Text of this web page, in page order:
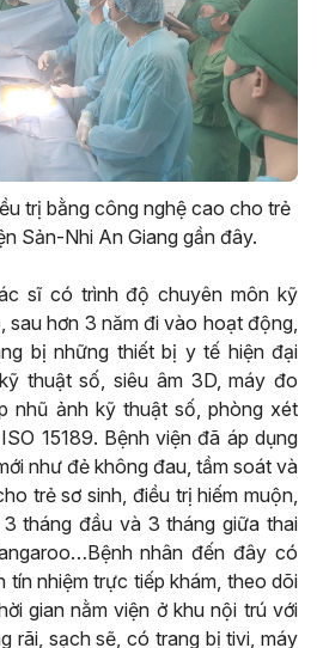
trị bằng công nghệ cao cho trẻ
Sản-Nhi An Giang gần đây.
sĩ có trình độ chuyên môn kỹ
sau hơn 3 năm đi vào hoạt động,
bị những thiết bị y tế hiện đại
thuật số, siêu âm 3D, máy đo
nhũ ảnh kỹ thuật số, phòng xét
15189. Bệnh viện đã áp dụng
như đẻ không đau, tầm soát và
trẻ sơ sinh, điều trị hiếm muộn,
tháng đầu và 3 tháng giữa thai
nhân đến đây có
tín nhiệm trực tiếp khám, theo dõi
gian nằm viện ở khu nội trú với
rãi, sạch sẽ, có trang bị tivi, máy